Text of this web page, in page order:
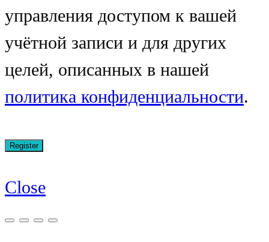
управления доступом к вашей
учётной записи и для других
целей, описанных в нашей
политика конфиденциальности.
Close